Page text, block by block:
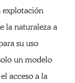
explotación
la naturaleza a
su uso
un modelo
acceso a la